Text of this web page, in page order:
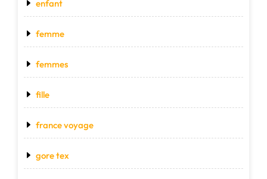
enfant
femme
femmes
fille
france voyage
gore tex